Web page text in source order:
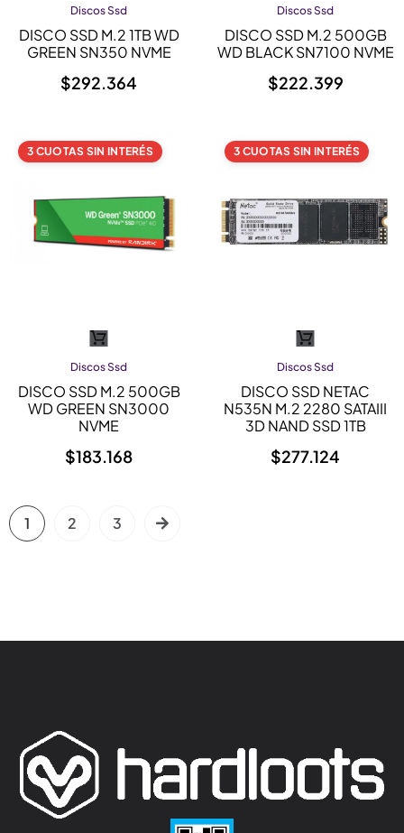
Discos Ssd
DISCO SSD M.2 1TB WD
GREEN SN350 NVME
$292.364
Discos Ssd
DISCO SSD M.2 500GB
WD BLACK SN7100 NVME
$222.399
3 CUOTAS SIN INTERÉS
Discos Ssd
DISCO SSD M.2 500GB
WD GREEN SN3000
NVME
$183.168
3 CUOTAS SIN INTERÉS
Discos Ssd
DISCO SSD NETAC
N535N M.2 2280 SATAIII
3D NAND SSD 1TB
$277.124
1 2 3